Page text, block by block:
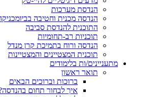
הנדסת מערכות
הנדסה מכנית וחטיבה
התוכנית להנדסת סביבה
תוכניות רב-תחומיות
הנדסה ורוח בתמיכת קרן מנדל
תוכנית המצטיינים והמצטיינות
מתעניינים/ות בלימודים
תואר ראשון
ברוכות וברוכים הבאים
איך לבחור תחום